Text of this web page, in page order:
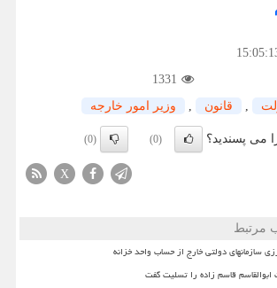
1331
, قانون , وزیر امور خارجه
می پسندید؟ (0)
(0)
X
مرتبط
قاسم زاده را تسلیت گفت